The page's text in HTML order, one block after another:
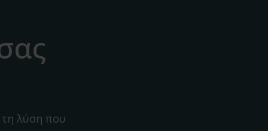
τη λύση που